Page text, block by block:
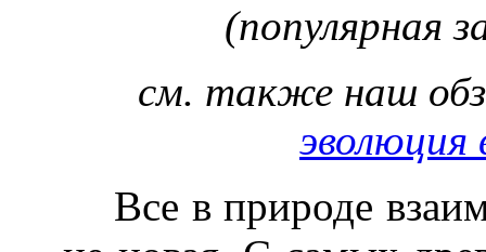
(популярная
см. также наш
эволюция
Все в природе